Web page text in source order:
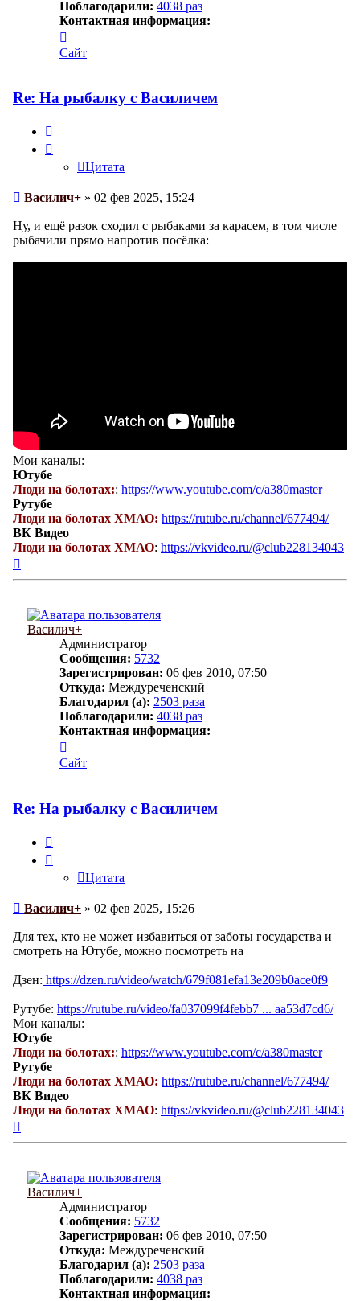
Поблагодарили: 4038 раз
Контактная информация:
информация
пользователя
Сайт
Re: На рыбалку с Василичем
Цитата
Сообщение
Василич+ » 02 фев 2025, 15:24
Ну, и ещё разок сходил с рыбаками за карасем, в том числе
рыбачили прямо напротив посёлка:
Мои каналы:
Ютубе
Люди на болотах:: https://www.youtube.com/c/a380master
Рутубе
Люди на болотах ХМАО: https://rutube.ru/channel/677494/
ВК Видео
Люди на болотах ХМАО: https://vkvideo.ru/@club228134043
Василич+
Администратор
Сообщения: 5732
Зарегистрирован: 06 фев 2010, 07:50
Откуда: Междуреченский
Благодарил (а): 2503 раза
Поблагодарили: 4038 раз
Контактная информация:
информация
пользователя
Сайт
Re: На рыбалку с Василичем
Цитата
Сообщение
Василич+ » 02 фев 2025, 15:26
Для тех, кто не может избавиться от заботы государства и
смотреть на Ютубе, можно посмотреть на
Дзен: https://dzen.ru/video/watch/679f081efa13e209b0ace0f9
Рутубе: https://rutube.ru/video/fa037099f4febb7 ... aa53d7cd6/
Мои каналы:
Ютубе
Люди на болотах:: https://www.youtube.com/c/a380master
Рутубе
Люди на болотах ХМАО: https://rutube.ru/channel/677494/
ВК Видео
Люди на болотах ХМАО: https://vkvideo.ru/@club228134043
Василич+
Администратор
Сообщения: 5732
Зарегистрирован: 06 фев 2010, 07:50
Откуда: Междуреченский
Благодарил (а): 2503 раза
Поблагодарили: 4038 раз
Контактная информация: